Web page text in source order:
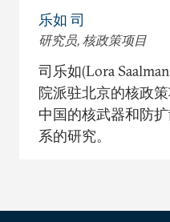
乐如 司
研究员, 核政策项目
司乐如(Lora
院派驻北京的核政
中国的核武器和防
系的研究。